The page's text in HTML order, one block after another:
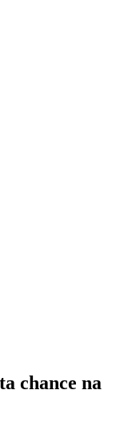
chance na